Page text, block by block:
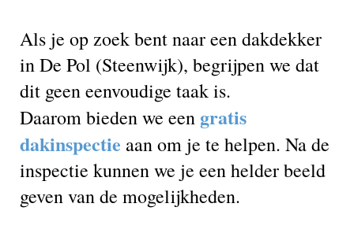
Als je op zoek bent naar een dakdekker
in De Pol (Steenwijk), begrijpen we dat
dit geen eenvoudige taak is.
Daarom bieden we een gratis
dakinspectie aan om je te helpen. Na de
inspectie kunnen we je een helder beeld
geven van de mogelijkheden.